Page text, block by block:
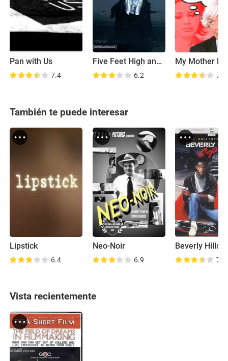
Pan with Us
7.4
Five Feet High and Rising
6.2 7.4
También te puede interesar
Lipstick
6.4
Neo-Noir
6.9 7.3
Vista recientemente